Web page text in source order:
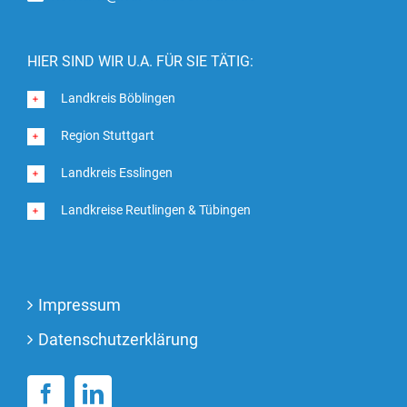
HIER SIND WIR U.A. FÜR SIE TÄTIG:
Landkreis Böblingen
Region Stuttgart
Landkreis Esslingen
Landkreise Reutlingen & Tübingen
Impressum
Datenschutzerklärung